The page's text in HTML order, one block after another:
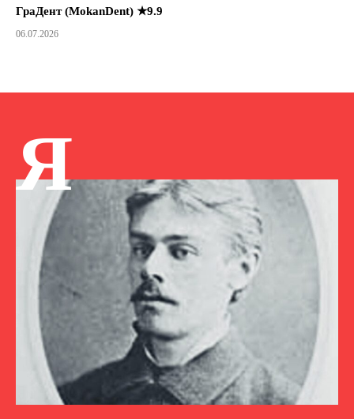
ГраДент (MokanDent) ★9.9
06.07.2026
Я